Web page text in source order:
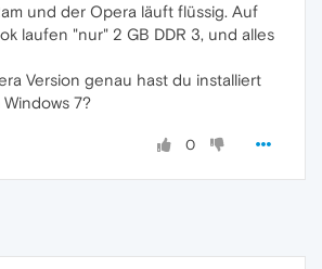
und der Opera läuft flüssig. Auf
laufen "nur" 2 GB DDR 3, und alles
Version genau hast du installiert
7?
0